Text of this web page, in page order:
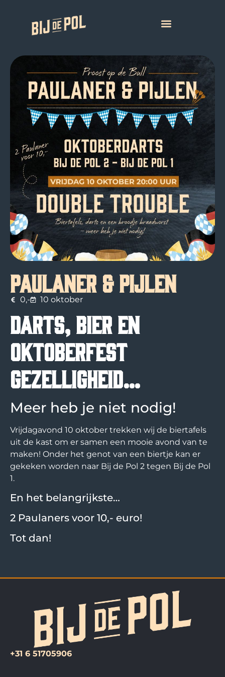
Paulaner & Pijlen
0,- 10 oktober
Darts, bier en
Oktoberfest
gezelligheid…
Meer heb je niet nodig!
Vrijdagavond 10 oktober trekken wij de biertafels
uit de kast om er samen een mooie avond van te
maken! Onder het genot van een biertje kan er
gekeken worden naar Bij de Pol 2 tegen Bij de Pol
1.
En het belangrijkste…
2 Paulaners voor 10,- euro!
Tot dan!
+31 6 51705906